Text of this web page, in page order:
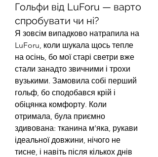
Гольфи від LuForu — варто
спробувати чи ні?
Я зовсім випадково натрапила на
LuForu, коли шукала щось тепле
на осінь, бо мої старі светри вже
стали занадто звичними і трохи
вузькими. Замовила собі перший
гольф, бо сподобався крій і
обіцянка комфорту. Коли
отримала, була приємно
здивована: тканина м’яка, рукави
ідеальної довжини, нічого не
тисне, і навіть після кількох днів